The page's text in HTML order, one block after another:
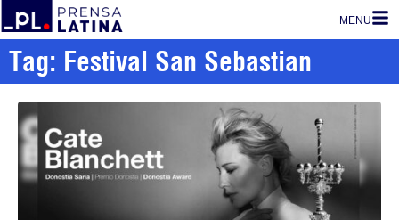
MENU
Tag: Festival San Sebastian